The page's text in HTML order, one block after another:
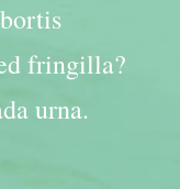
fringilla?
urna.